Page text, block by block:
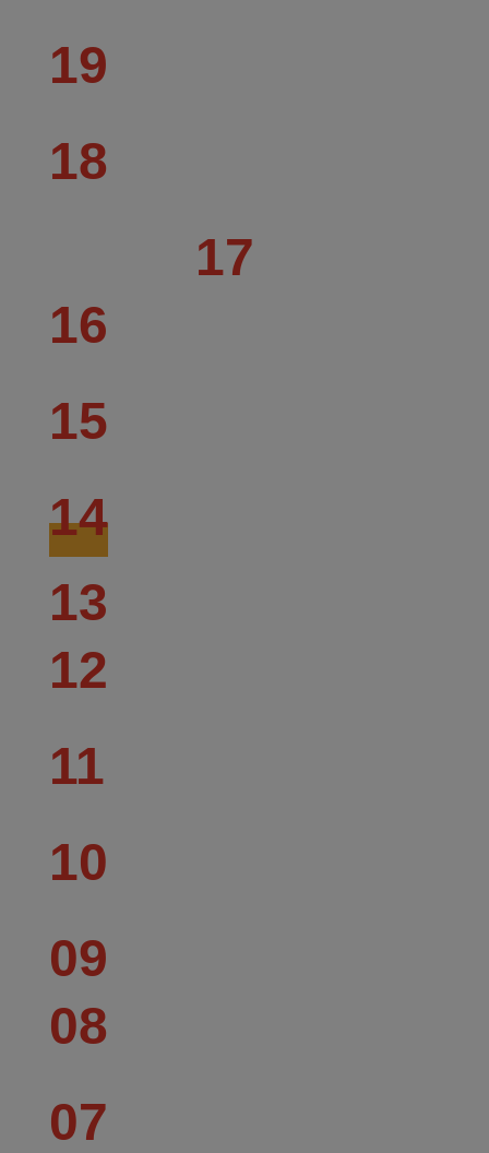
19
18
17
16
15
14
13
12
11
10
09
08
07